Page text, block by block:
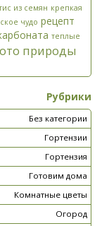
из семян крепкая
чудо рецепт
теплые
природы
Рубрики
Без категории
Гортензии
Гортензия
Готовим дома
Комнатные цветы
Огород